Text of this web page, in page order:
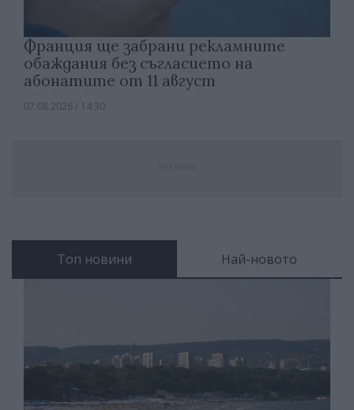
Франция ще забрани рекламните
обаждания без съгласието на
абонатите от 11 август
07.08.2026 / 14:30
Топ новини Най-новото